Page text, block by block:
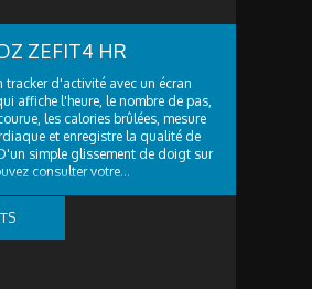
ZEFIT4 HR
tracker d'activité avec un écran
affiche l'heure, le nombre de pas,
les calories brûlées, mesure
et enregistre la qualité de
simple glissement de doigt sur
consulter votre...